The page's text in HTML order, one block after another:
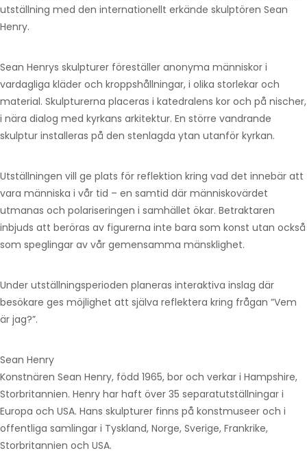
utställning med den internationellt erkände skulptören Sean
Henry.
Sean Henrys skulpturer föreställer anonyma människor i
vardagliga kläder och kroppshållningar, i olika storlekar och
material. Skulpturerna placeras i katedralens kor och på nischer,
i nära dialog med kyrkans arkitektur. En större vandrande
skulptur installeras på den stenlagda ytan utanför kyrkan.
Utställningen vill ge plats för reflektion kring vad det innebär att
vara människa i vår tid – en samtid där människovärdet
utmanas och polariseringen i samhället ökar. Betraktaren
inbjuds att beröras av figurerna inte bara som konst utan också
som speglingar av vår gemensamma mänsklighet.
Under utställningsperioden planeras interaktiva inslag där
besökare ges möjlighet att själva reflektera kring frågan ”Vem
är jag?”.
Sean Henry
Konstnären Sean Henry, född 1965, bor och verkar i Hampshire,
Storbritannien. Henry har haft över 35 separatutställningar i
Europa och USA. Hans skulpturer finns på konstmuseer och i
offentliga samlingar i Tyskland, Norge, Sverige, Frankrike,
Storbritannien och USA.